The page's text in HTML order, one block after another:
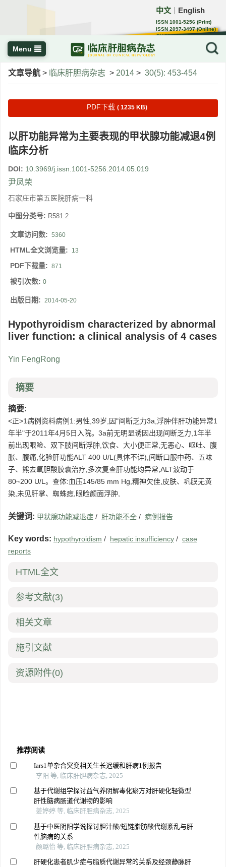
中文 English
ISSN 1001-5256 (Print)
ISSN 2097-3497 (Online)
CN 22-1108/R
Menu
文章导航 > 临床肝胆病杂志 > 2014 > 30(5): 453-454
PDF下载 ( 1235 KB)
以肝功能异常为主要表现的甲状腺功能减退4例
临床分析
DOI: 10.3969/j.issn.1001-5256.2014.05.019
尹凤荣
石家庄市第五医院肝病一科
中图分类号: R581.2
文章访问数: 5360
HTML全文浏览量: 13
PDF下载量: 871
被引次数: 0
出版日期: 2014-05-20
Hypothyroidism characterized by abnormal
liver function: a clinical analysis of 4 cases
Yin FengRong
摘要
摘要:
<正>1病例资料病例1:男性,39岁,因"间断乏力3a,浮肿伴肝功能异常1
年半"于2011年4月5日入院。3a前无明显诱因出现间断乏力,1年半
前出现眼睑、双下肢间断浮肿,饮食、大小便正常,无恶心、呕吐、腹
胀、腹痛,化验肝功能ALT 400 U/L(具体不详),间断口服中药、五味
子、熊去氧胆酸胶囊治疗,多次复查肝功能均异常,ALT波动于
80~200 U/L。查体:血压145/85 mm Hg,精神欠佳,皮肤、巩膜无黄
染,未见肝掌、蜘蛛痣,眼睑颜面浮肿,
关键词: 甲状腺功能减退症 / 肝功能不全 / 病例报告
Key words: hypothyroidism / hepatic insufficiency / case
reports
HTML全文
参考文献(3)
相关文章
施引文献
资源附件(0)
推荐阅读
Iars1单杂合突变相关生长迟缓和肝病1例报告
李阳 等, 临床肝胆病杂志, 2025
基于代谢组学探讨益气养阴解毒化瘀方对肝硬化轻微型
肝性脑病肠道代谢物的影响
姜婷婷 等, 临床肝胆病杂志, 2025
基于中医阴阳学说探讨胆汁酸/短链脂肪酸代谢紊乱与肝
性脑病的关系
颜璐怡 等, 临床肝胆病杂志, 2025
肝硬化患者肌少症与脂质代谢异常的关系及经颈静脉肝